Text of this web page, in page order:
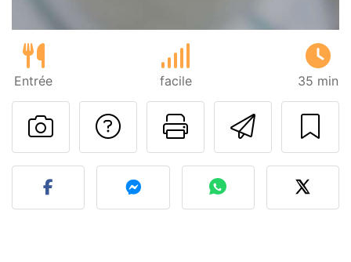
Entrée facile 35 min
Imprimer
Poser une
Publier votre photo de